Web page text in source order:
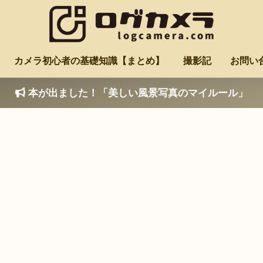
カメラ初心者の基礎知識【まとめ】 撮影記 お問い
本が出ました！「美しい風景写真のマイルール」